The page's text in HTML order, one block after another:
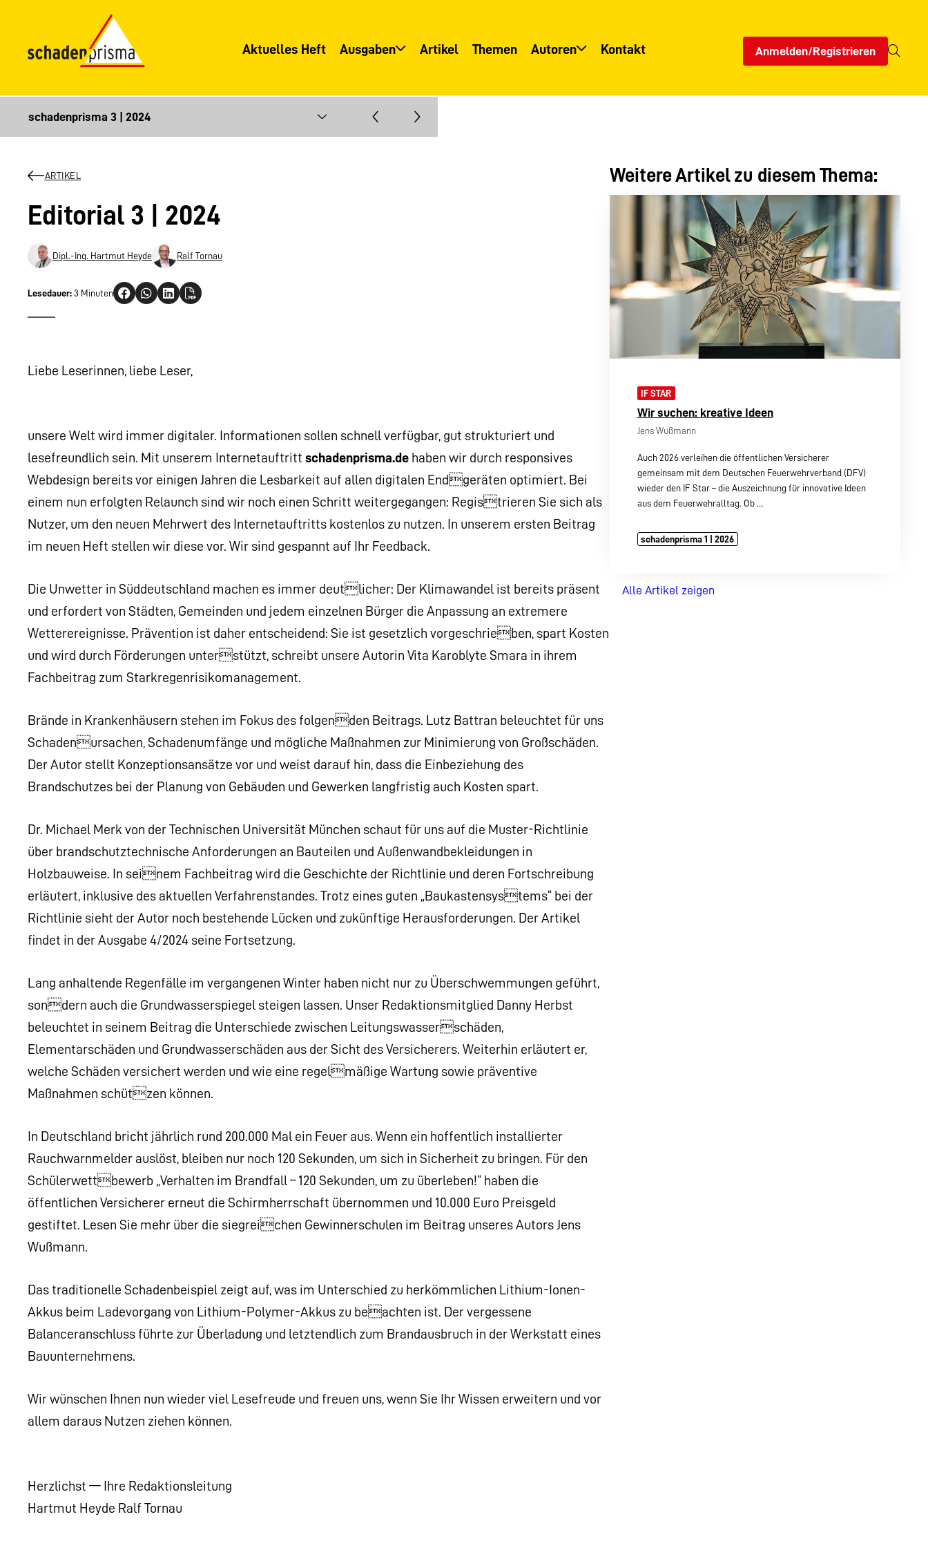
Aktuelles Heft Ausgaben
Informationsservice
Artikel Themen Autoren Kontakt Anmelden/Registrieren
ARTIKEL
Editorial 3 | 2024
Dipl.-Ing. Hartmut Heyde Ralf Tornau
Lesedauer: 3 Minuten
Liebe Leserinnen, liebe Leser,
unsere Welt wird immer digitaler. Informationen sollen schnell verfügbar, gut strukturiert und
lesefreundlich sein. Mit unserem Internetauftritt schadenprisma.de haben wir durch responsives
Webdesign bereits vor einigen Jahren die Lesbarkeit auf allen digitalen Endgeräten optimiert. Bei
einem nun erfolgten Relaunch sind wir noch einen Schritt weitergegangen: Registrieren Sie sich als
Nutzer, um den neuen Mehrwert des Internetauftritts kostenlos zu nutzen. In unserem ersten Beitrag
im neuen Heft stellen wir diese vor. Wir sind gespannt auf Ihr Feedback.
Die Unwetter in Süddeutschland machen es immer deutlicher: Der Klimawandel ist bereits präsent
und erfordert von Städten, Gemeinden und jedem einzelnen Bürger die Anpassung an extremere
Wetterereignisse. Prävention ist daher entscheidend: Sie ist gesetzlich vorgeschrieben, spart Kosten
und wird durch Förderungen unterstützt, schreibt unsere Autorin Vita Karoblyte Smara in ihrem
Fachbeitrag zum Starkregenrisikomanagement.
Brände in Krankenhäusern stehen im Fokus des folgenden Beitrags. Lutz Battran beleuchtet für uns
Schadenursachen, Schadenumfänge und mögliche Maßnahmen zur Minimierung von Großschäden.
Der Autor stellt Konzeptionsansätze vor und weist darauf hin, dass die Einbeziehung des
Brandschutzes bei der Planung von Gebäuden und Gewerken langfristig auch Kosten spart.
Dr. Michael Merk von der Technischen Universität München schaut für uns auf die Muster-Richtlinie
über brandschutztechnische Anforderungen an Bauteilen und Außenwandbekleidungen in
Holzbauweise. In seinem Fachbeitrag wird die Geschichte der Richtlinie und deren Fortschreibung
erläutert, inklusive des aktuellen Verfahrenstandes. Trotz eines guten „Baukastensystems“ bei der
Richtlinie sieht der Autor noch bestehende Lücken und zukünftige Herausforderungen. Der Artikel
findet in der Ausgabe 4/2024 seine Fortsetzung.
Lang anhaltende Regenfälle im vergangenen Winter haben nicht nur zu Überschwemmungen geführt,
sondern auch die Grundwasserspiegel steigen lassen. Unser Redaktionsmitglied Danny Herbst
beleuchtet in seinem Beitrag die Unterschiede zwischen Leitungswasserschäden,
Elementarschäden und Grundwasserschäden aus der Sicht des Versicherers. Weiterhin erläutert er,
welche Schäden versichert werden und wie eine regelmäßige Wartung sowie präventive
Maßnahmen schützen können.
In Deutschland bricht jährlich rund 200.000 Mal ein Feuer aus. Wenn ein hoffentlich installierter
Rauchwarnmelder auslöst, bleiben nur noch 120 Sekunden, um sich in Sicherheit zu bringen. Für den
Schülerwettbewerb „Verhalten im Brandfall – 120 Sekunden, um zu überleben!“ haben die
öffentlichen Versicherer erneut die Schirmherrschaft übernommen und 10.000 Euro Preisgeld
gestiftet. Lesen Sie mehr über die siegreichen Gewinnerschulen im Beitrag unseres Autors Jens
Wußmann.
Das traditionelle Schadenbeispiel zeigt auf, was im Unterschied zu herkömmlichen Lithium-Ionen-
Akkus beim Ladevorgang von Lithium-Polymer-Akkus zu beachten ist. Der vergessene
Balanceranschluss führte zur Überladung und letztendlich zum Brandausbruch in der Werkstatt eines
Bauunternehmens.
Wir wünschen Ihnen nun wieder viel Lesefreude und freuen uns, wenn Sie Ihr Wissen erweitern und vor
allem daraus Nutzen ziehen können.
Herzlichst — Ihre Redaktionsleitung
Hartmut Heyde Ralf Tornau
Weitere Artikel zu diesem Thema:
IF STAR
Wir suchen: kreative Ideen
Jens Wußmann
Auch 2026 verleihen die öffentlichen Versicherer
gemeinsam mit dem Deutschen Feuerwehrverband (DFV)
wieder den IF Star – die Auszeichnung für innovative Ideen
aus dem Feuerwehralltag. Ob
schadenprisma 1 | 2026
Alle Artikel zeigen